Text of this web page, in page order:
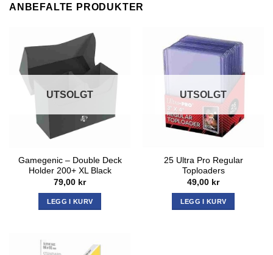
ANBEFALTE PRODUKTER
UTSOLGT
Gamegenic – Double Deck
Holder 200+ XL Black
79,00 kr
LEGG I KURV
UTSOLGT
25 Ultra Pro Regular
Toploaders
49,00 kr
LEGG I KURV